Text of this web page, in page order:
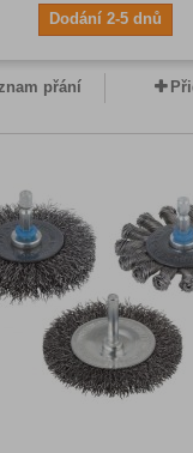
Dodání 2-5 dnů
přání